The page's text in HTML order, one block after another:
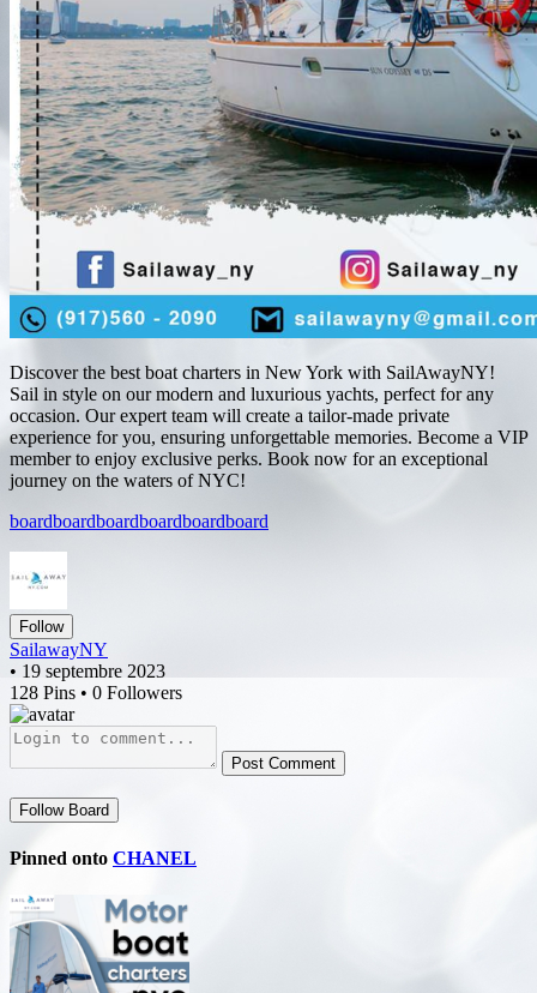
Discover the best boat charters in New York with SailAwayNY!
Sail in style on our modern and luxurious yachts, perfect for any
occasion. Our expert team will create a tailor-made private
experience for you, ensuring unforgettable memories. Become a VIP
member to enjoy exclusive perks. Book now for an exceptional
journey on the waters of NYC!
boardboardboardboardboardboard
Follow
SailawayNY
• 19 septembre 2023
128 Pins • 0 Followers
Post Comment
Follow Board
Pinned onto CHANEL